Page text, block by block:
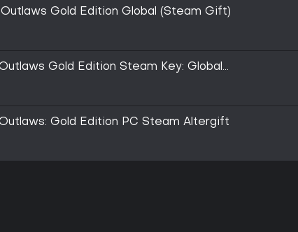
Gold Edition Global (Steam Gift)
Gold Edition Steam Key: Global
Gold Edition PC Steam Altergift